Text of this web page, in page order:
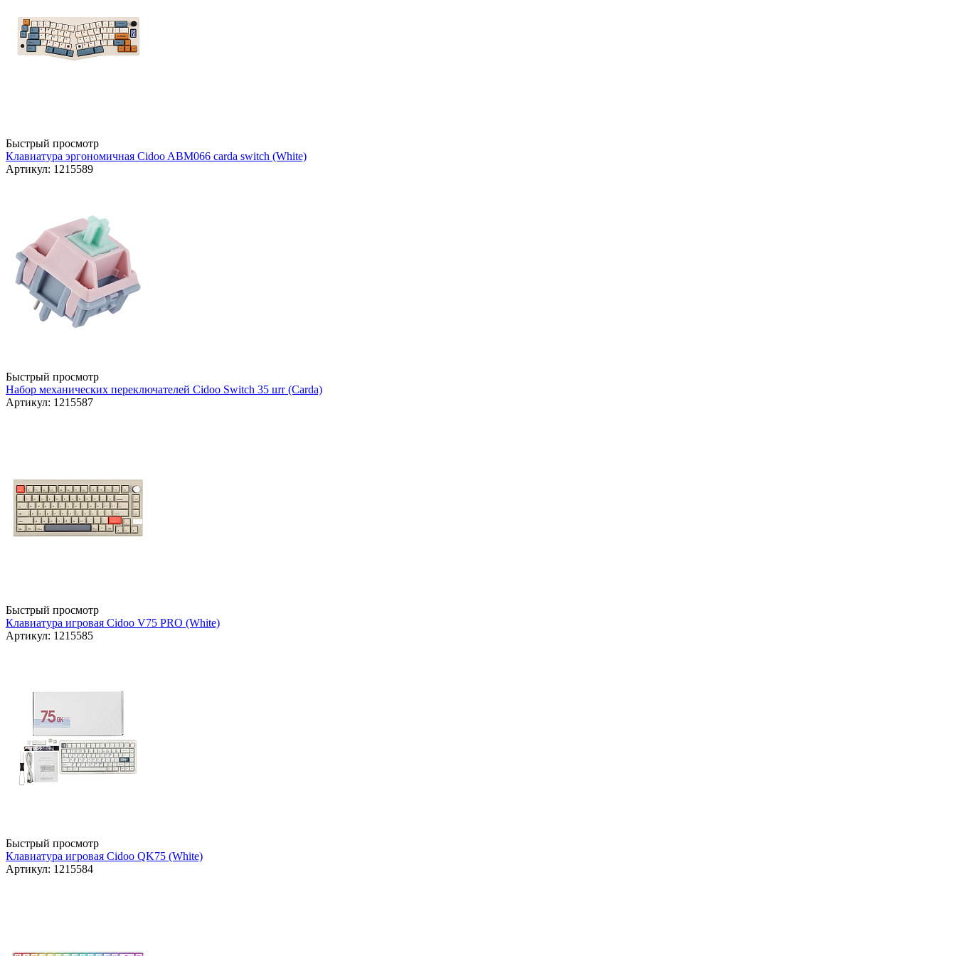
Быстрый просмотр
Клавиатура эргономичная Cidoo ABM066 carda switch (White)
Артикул: 1215589
Быстрый просмотр
Набор механических переключателей Cidoo Switch 35 шт (Carda)
Артикул: 1215587
Быстрый просмотр
Клавиатура игровая Cidoo V75 PRO (White)
Артикул: 1215585
Быстрый просмотр
Клавиатура игровая Cidoo QK75 (White)
Артикул: 1215584